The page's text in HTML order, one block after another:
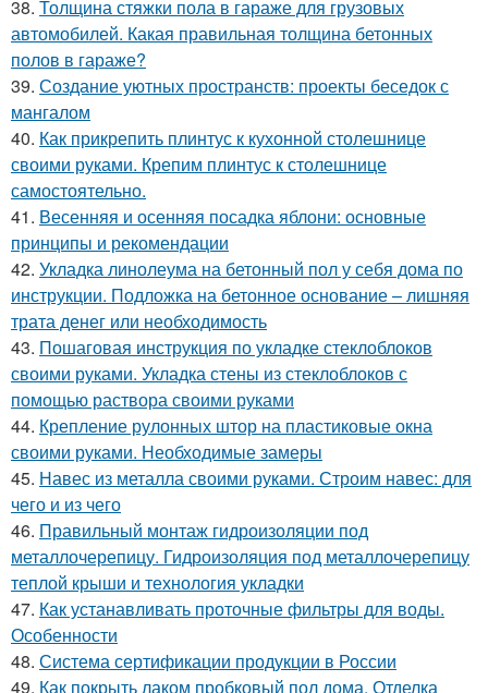
38. Толщина стяжки пола в гараже для грузовых
автомобилей. Какая правильная толщина бетонных
полов в гараже?
39. Создание уютных пространств: проекты беседок с
мангалом
40. Как прикрепить плинтус к кухонной столешнице
своими руками. Крепим плинтус к столешнице
самостоятельно.
41. Весенняя и осенняя посадка яблони: основные
принципы и рекомендации
42. Укладка линолеума на бетонный пол у себя дома по
инструкции. Подложка на бетонное основание – лишняя
трата денег или необходимость
43. Пошаговая инструкция по укладке стеклоблоков
своими руками. Укладка стены из стеклоблоков с
помощью раствора своими руками
44. Крепление рулонных штор на пластиковые окна
своими руками. Необходимые замеры
45. Навес из металла своими руками. Строим навес: для
чего и из чего
46. Правильный монтаж гидроизоляции под
металлочерепицу. Гидроизоляция под металлочерепицу
теплой крыши и технология укладки
47. Как устанавливать проточные фильтры для воды.
Особенности
48. Система сертификации продукции в России
49. Как покрыть лаком пробковый пол дома. Отделка